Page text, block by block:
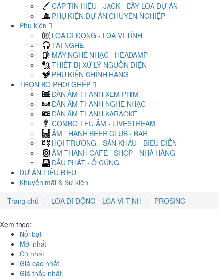
CÁP TÍN HIỆU - JACK - DÂY LOA DỰ ÁN
PHỤ KIỆN DỰ ÁN CHUYÊN NGHIỆP
Phụ kiện
LOA DI ĐỘNG - LOA VI TÍNH
TAI NGHE
MÁY NGHE NHẠC - HEADAMP
THIẾT BỊ XỬ LÝ NGUỒN ĐIỆN
PHỤ KIỆN CHÍNH HÃNG
TRỌN BỘ PHỐI GHÉP
DÀN ÂM THANH XEM PHIM
DÀN ÂM THANH NGHE NHẠC
DÀN ÂM THANH KARAOKE
COMBO THU ÂM - LIVESTREAM
ÂM THANH BEER CLUB - BAR
HỘI TRƯỜNG - SÂN KHẤU - BIỂU DIỄN
ÂM THANH CAFE - SHOP - NHÀ HÀNG
ĐẦU PHÁT - Ổ CỨNG
DỰ ÁN TIÊU BIỂU
Khuyến mãi & Sự kiện
Trang chủ
LOA DI ĐỘNG - LOA VI TÍNH PROSING
Xem theo:
Nổi bật
Mới nhất
Cũ nhất
Giá cao nhất
Giá thấp nhất